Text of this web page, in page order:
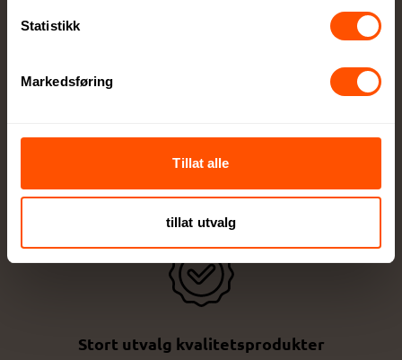
Statistikk
Markedsføring
Tillat alle
tillat utvalg
Egen produksjonsavdeling
Lokal produksjon sikrer høy kvalitet og raskere
levering
Stort utvalg kvalitetsprodukter